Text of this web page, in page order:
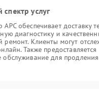
услуг
обеспечивает доставку
диагностику и
ремонт. Клиенты могут
Также предоставляется
обслуживание для